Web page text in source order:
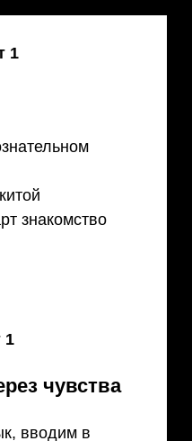
1
знакомство
1
чувства
вводим в